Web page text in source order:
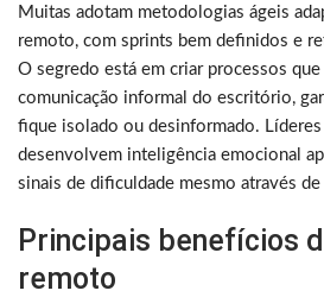
Muitas adotam metodologias ágeis
remoto, com sprints bem definidos e
O segredo está em criar processos
comunicação informal do escritório,
fique isolado ou desinformado.
desenvolvem inteligência emocional
sinais de dificuldade mesmo através
Principais benefícios
remoto